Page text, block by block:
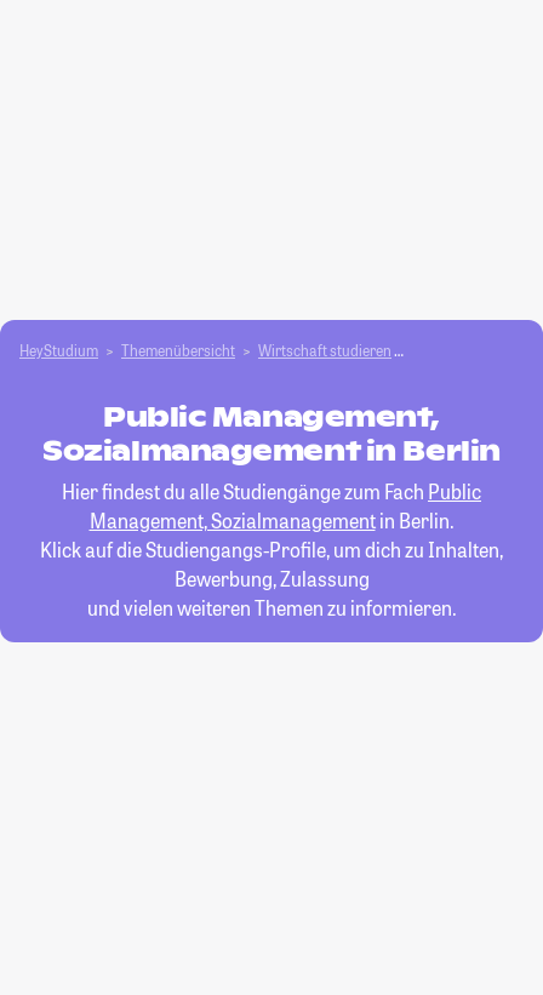
HeyStudium Themenübersicht Wirtschaft studieren
Public Management,
Sozialmanagement in Berlin
Hier findest du alle Studiengänge zum Fach Public
Management, Sozialmanagementin Berlin.
Klick auf die Studiengangs-Profile, um dich zu Inhalten,
Bewerbung, Zulassung
und vielen weiteren Themen zu informieren.